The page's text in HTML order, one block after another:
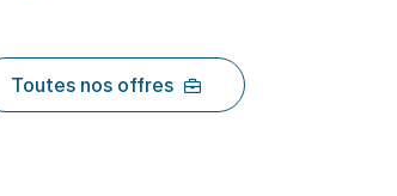
Toutes nos offres